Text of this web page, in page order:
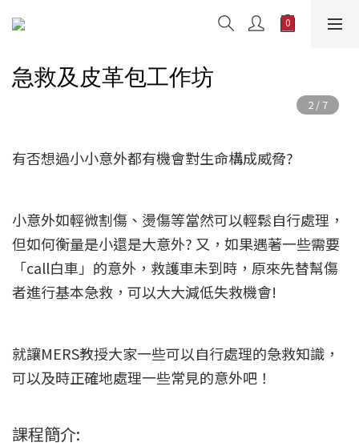
急救及 皮革包工作坊
有否想過小小意外都有機會對生命構成威脅?
小意外如輕微割傷、燙傷等當然可以輕鬆自行處理，
但如何衡量是小還是大意外? 又，如果遇著一些需要
「call白車」的意外，救護車未到時，原來先替幫傷
者進行基本急救，可以大大減低失救機會!
就讓MERS教授大家一些可以自行處理的急救知識，
可以及時正確地處理一些常見的意外吧！
課程簡介: